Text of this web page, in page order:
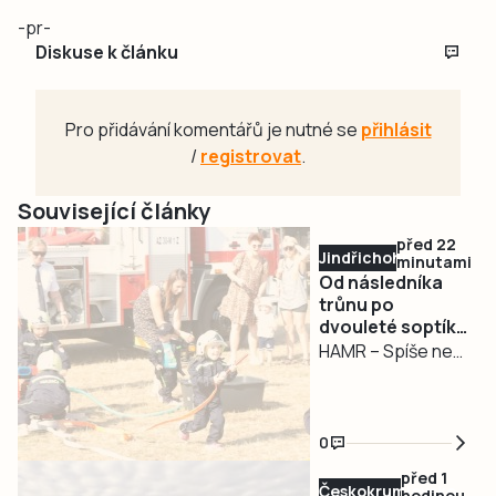
-pr-
Diskuse k článku
Pro přidávání komentářů je nutné se přihlásit
/registrovat.
Související články
Jindřichohradecko
před 22
minutami
Od následníka
trůnu po
dvouleté soptíky.
Hasiči v Hamru
HAMR – Spíše než
sobotní událost v
Hamru podobala
reprezentativní
0
Českokrumlovsko
před 1